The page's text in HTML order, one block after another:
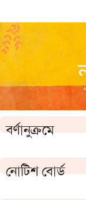
বর্ণানুক্রমে
নোটিশ বোর্ড